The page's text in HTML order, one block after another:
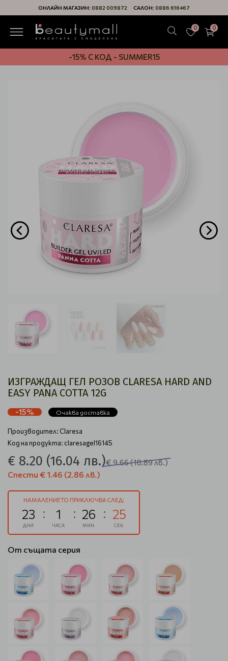
ОНЛАЙН МАГАЗИН: 0882 009872 САЛОН: 0886 616467
0 0
-15% С КОД - SUMMER15
ИЗГРАЖДАЩ ГЕЛ РОЗОВ CLARESA HARD AND
EASY PANA COTTA 12G
-15% Очаква доставка
Производител: Claresa
Код на продукта: claresagel16145
€ 8.20 (16.04 лв.)€ 9.66(18.89 лв.)
Спести € 1.46 (2.86 лв.)
НАМАЛЕНИЕТО ПРИКЛЮЧВА СЛЕД:
23
ДНИ
1
ЧАСА
26
МИН.
25
СЕК.
От същата серия